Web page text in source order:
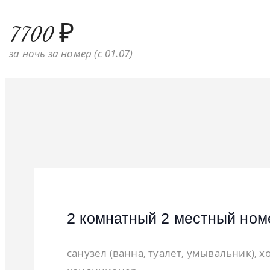
7700 ₽
за ночь за номер (c 01.07)
2 комнатный 2 местный
санузел (ванна, туалет, умывальник),